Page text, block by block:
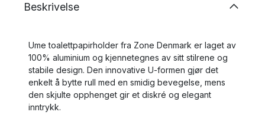
Beskrivelse
Ume toalettpapirholder fra Zone Denmark er laget av
100% aluminium og kjennetegnes av sitt stilrene og
stabile design. Den innovative U-formen gjør det
enkelt å bytte rull med en smidig bevegelse, mens
den skjulte opphenget gir et diskré og elegant
inntrykk.